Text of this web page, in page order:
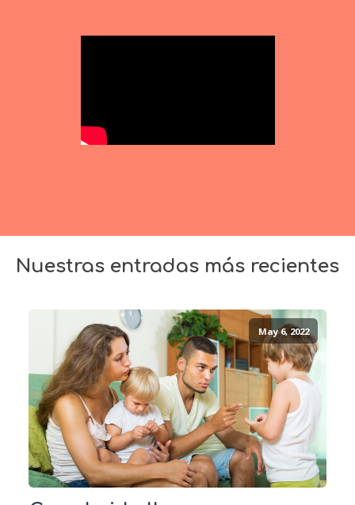
Nuestras entradas más recientes
May 6, 2022